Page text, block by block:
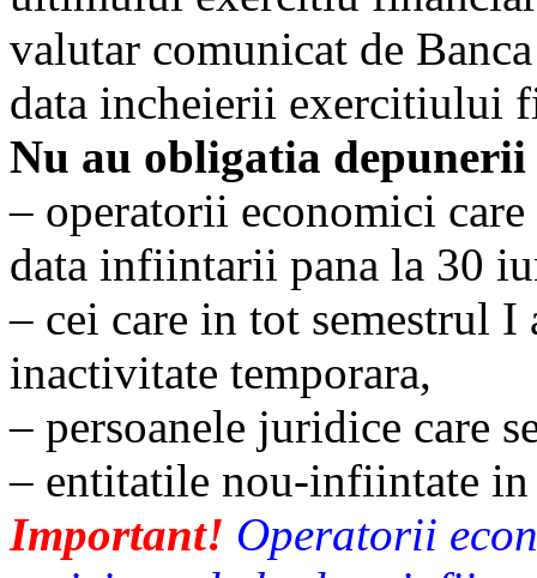
valutar comunicat de
data incheierii exercitiului
Nu au obligatia depunerii
– operatorii economici
data infiintarii pana la 30
– cei care in tot semestrul
inactivitate temporara,
– persoanele juridice care
– entitatile nou-infiintate
Important! Operatorii